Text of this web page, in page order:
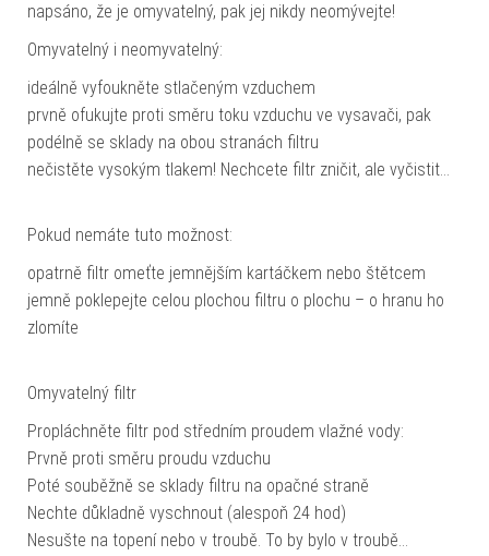
napsáno, že je omyvatelný, pak jej nikdy neomývejte!
Omyvatelný i neomyvatelný:
ideálně vyfoukněte stlačeným vzduchem
prvně ofukujte proti směru toku vzduchu ve vysavači, pak
podélně se sklady na obou stranách filtru
nečistěte vysokým tlakem! Nechcete filtr zničit, ale vyčistit…
Pokud nemáte tuto možnost:
opatrně filtr omeťte jemnějším kartáčkem nebo štětcem
jemně poklepejte celou plochou filtru o plochu – o hranu ho
zlomíte
Omyvatelný filtr
Propláchněte filtr pod středním proudem vlažné vody:
Prvně proti směru proudu vzduchu
Poté souběžně se sklady filtru na opačné straně
Nechte důkladně vyschnout (alespoň 24 hod)
Nesušte na topení nebo v troubě. To by bylo v troubě…